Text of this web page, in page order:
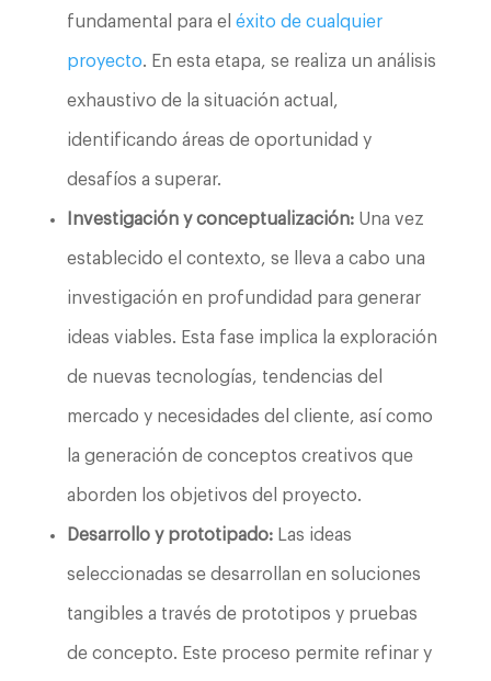
fundamental para el éxito de cualquier
proyecto. En esta etapa, se realiza un análisis
exhaustivo de la situación actual,
identificando áreas de oportunidad y
desafíos a superar.
Investigación y conceptualización:Una vez
establecido el contexto, se lleva a cabo una
investigación en profundidad para generar
ideas viables. Esta fase implica la exploración
de nuevas tecnologías, tendencias del
mercado y necesidades del cliente, así como
la generación de conceptos creativos que
aborden los objetivos del proyecto.
Desarrollo y prototipado:Las ideas
seleccionadas se desarrollan en soluciones
tangibles a través de prototipos y pruebas
de concepto. Este proceso permite refinar y